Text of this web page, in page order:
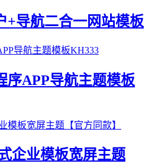
+导航二合一网站模板
序APP导航主题模板
企业模板宽屏主题